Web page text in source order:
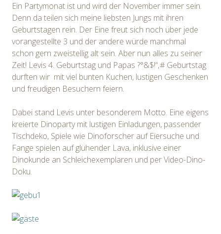
Ein Partymonat ist und wird der November immer sein.
Denn da teilen sich meine liebsten Jungs mit ihren
Geburtstagen rein. Der Eine freut sich noch über jede
vorangestellte 3 und der andere würde manchmal
schon gern zweistellig alt sein. Aber nun alles zu seiner
Zeit! Levis 4. Geburtstag und Papas ?°&$!“‚# Geburtstag
durften wir mit viel bunten Kuchen, lustigen Geschenken
und freudigen Besuchern feiern.
Dabei stand Levis unter besonderem Motto. Eine eigens
kreierte Dinoparty mit lustigen Einladungen, passender
Tischdeko, Spiele wie Dinoforscher auf Eiersuche und
Fange spielen auf glühender Lava, inklusive einer
Dinokunde an Schleichexemplaren und per Video-Dino-
Doku.